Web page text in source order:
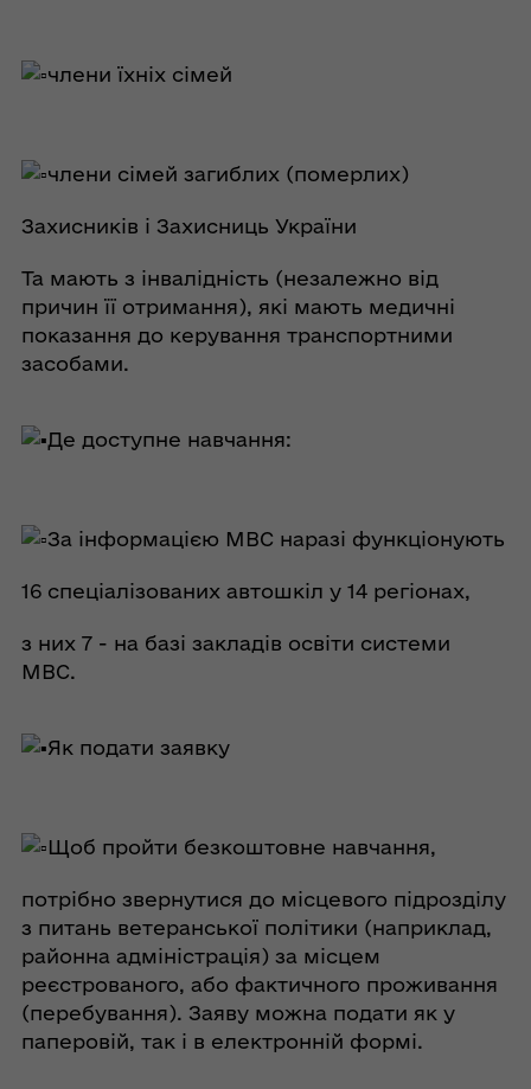
члени їхніх сімей
члени сімей загиблих (померлих)
Захисників і Захисниць України
Та мають з інвалідність (незалежно від
причин її отримання), які мають медичні
показання до керування транспортними
засобами.
Де доступне навчання:
За інформацією МВС наразі функціонують
16 спеціалізованих автошкіл у 14 регіонах,
з них 7 - на базі закладів освіти системи
МВС.
Як подати заявку
Щоб пройти безкоштовне навчання,
потрібно звернутися до місцевого підрозділу
з питань ветеранської політики (наприклад,
районна адміністрація) за місцем
реєстрованого, або фактичного проживання
(перебування). Заяву можна подати як у
паперовій, так і в електронній формі.